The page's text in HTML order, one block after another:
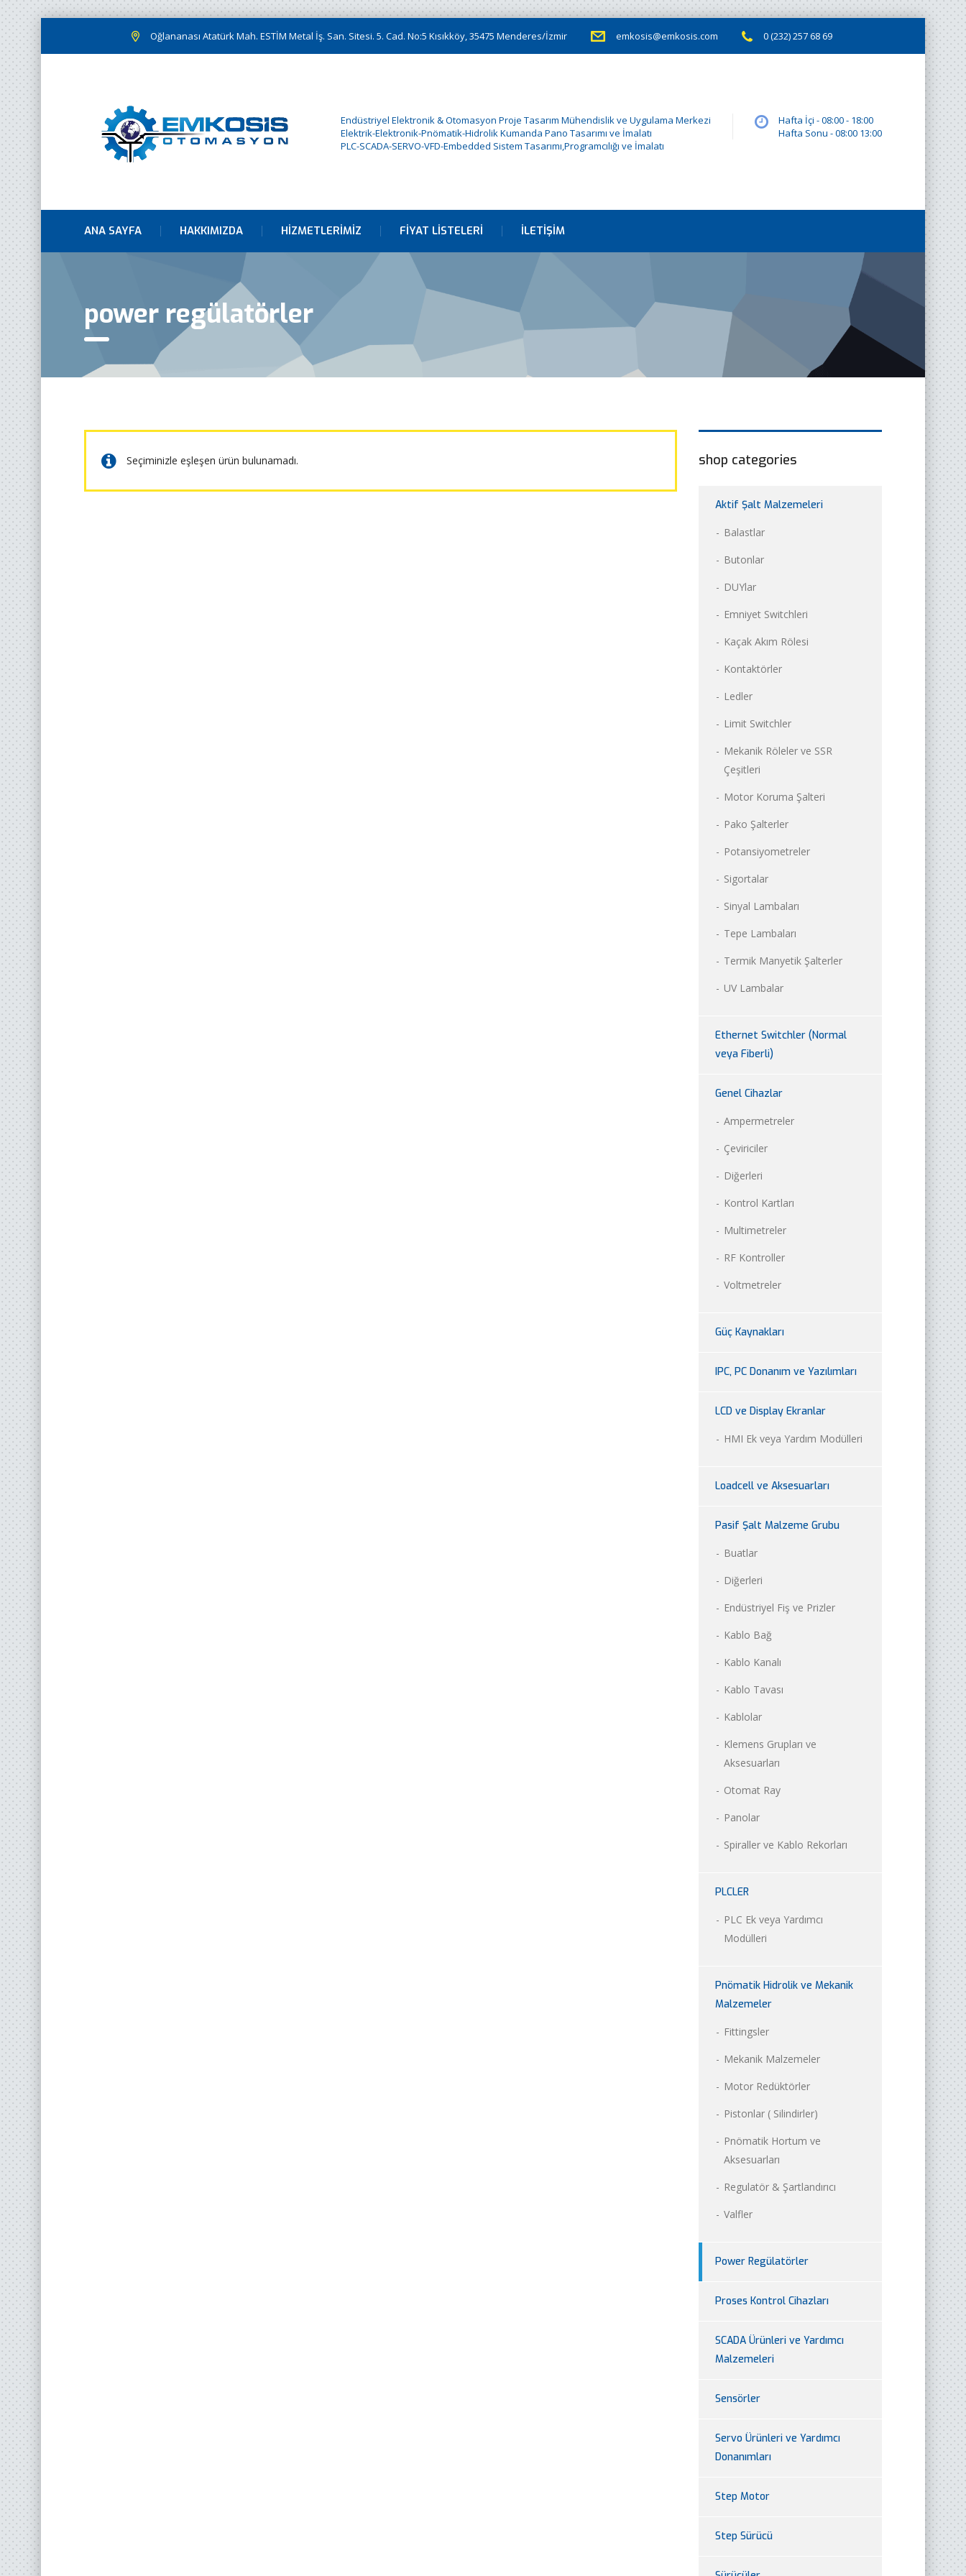
Oğlananası Atatürk Mah. ESTİM Metal İş. San. Sitesi. 5. Cad. No:5 Kısıkköy, 35475 Menderes/İzmir emkosis@emkosis.com 0 (232) 257 68 69
Endüstriyel Elektronik & Otomasyon Proje Tasarım Mühendislik ve Uygulama Merkezi
Elektrik-Elektronik-Pnömatik-Hidrolik Kumanda Pano Tasarımı ve İmalatı
PLC-SCADA-SERVO-VFD-Embedded Sistem Tasarımı,Programcılığı ve İmalatı
Hafta İçi - 08:00 - 18:00
Hafta Sonu - 08:00 13:00
ANA SAYFA HAKKIMIZDA HIZMETLERIMIZ FIYAT LISTELERI İLETIŞIM
power regülatörler
Seçiminizle eşleşen ürün bulunamadı. shop categories
Aktif Şalt Malzemeleri
Balastlar
Butonlar
DUYlar
Emniyet Switchleri
Kaçak Akım Rölesi
Kontaktörler
Ledler
Limit Switchler
Mekanik Röleler ve SSR
Çeşitleri
Motor Koruma Şalteri
Pako Şalterler
Potansiyometreler
Sigortalar
Sinyal Lambaları
Tepe Lambaları
Termik Manyetik Şalterler
UV Lambalar
Ethernet Switchler (Normal
veya Fiberli)
Genel Cihazlar
Ampermetreler
Çeviriciler
Diğerleri
Kontrol Kartları
Multimetreler
RF Kontroller
Voltmetreler
Güç Kaynakları
IPC, PC Donanım ve Yazılımları
LCD ve Display Ekranlar
HMI Ek veya Yardım Modülleri
Loadcell ve Aksesuarları
Pasif Şalt Malzeme Grubu
Buatlar
Diğerleri
Endüstriyel Fiş ve Prizler
Kablo Bağ
Kablo Kanalı
Kablo Tavası
Kablolar
Klemens Grupları ve
Aksesuarları
Otomat Ray
Panolar
Spiraller ve Kablo Rekorları
PLCLER
PLC Ek veya Yardımcı
Modülleri
Pnömatik Hidrolik ve Mekanik
Malzemeler
Fittingsler
Mekanik Malzemeler
Motor Redüktörler
Pistonlar ( Silindirler)
Pnömatik Hortum ve
Aksesuarları
Regulatör & Şartlandırıcı
Valfler
Power Regülatörler
Proses Kontrol Cihazları
SCADA Ürünleri ve Yardımcı
Malzemeleri
Sensörler
Servo Ürünleri ve Yardımcı
Donanımları
Step Motor
Step Sürücü